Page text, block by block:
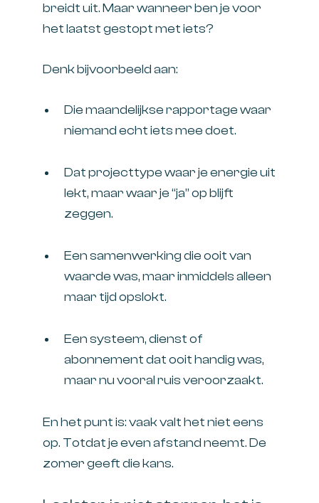
breidt uit. Maar wanneer ben je voor
het laatst gestopt met iets?
Denk bijvoorbeeld aan:
Die maandelijkse rapportage waar
niemand echt iets mee doet.
Dat projecttype waar je energie uit
lekt, maar waar je “ja” op blijft
zeggen.
Een samenwerking die ooit van
waarde was, maar inmiddels alleen
maar tijd opslokt.
Een systeem, dienst of
abonnement dat ooit handig was,
maar nu vooral ruis veroorzaakt.
En het punt is: vaak valt het niet eens
op. Totdat je even afstand neemt. De
zomer geeft die kans.